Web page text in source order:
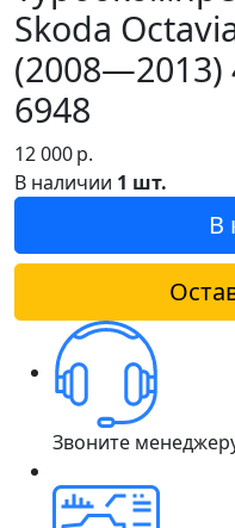
Skoda
(2008—2013)
6948
12 000р.
В наличии 1 шт.
В
Звоните